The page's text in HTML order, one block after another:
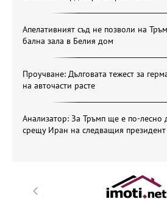
Апелативният съд не позволи на
бална зала в Белия дом
Проучване: Дълговата тежест за
на авточасти расте
Анализатор: За Тръмп ще е по-лесно
срещу Иран на следващия президент